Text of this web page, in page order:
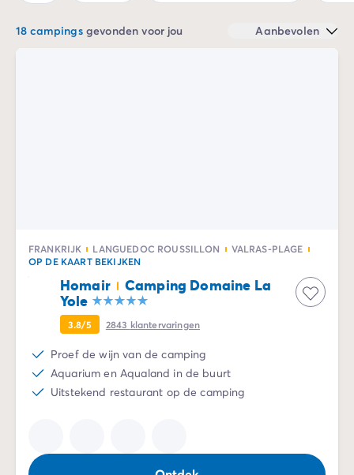
4-sterrencamping
Camping voor baby's en jonge kinderen
Campings met tienerclub
Gezinsvakantie op de camping
Milieubewuste camping
Natuurcamping
Onze mooiste luxe campings
Welness camping
Per bestemming
Camping Côte d'Azur
18 campingsgevonden voor jou Aanbevolen
FRANKRIJK LANGUEDOC ROUSSILLON
VALRAS-PLAGE
OP DE KAART BEKIJKEN
Homair
Camping Domaine La
Yole
3.8/5 2843 klantervaringen
Proef de wijn van de camping
Aquarium en Aqualand in de buurt
Uitstekend restaurant op de camping